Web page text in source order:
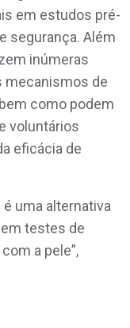
em estudos pré-
segurança. Além
inúmeras
mecanismos de
como podem
voluntários
eficácia de
uma alternativa
testes de
a pele”,